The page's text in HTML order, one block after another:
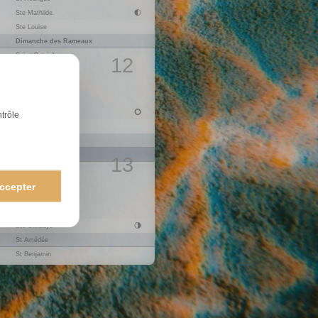
Ste Mathilde
Ste Louise
Dimanche des Rameaux
Saint-Patrick 12
Vendredi Saint
13
Annonciation
Ste Larissa
Ste Gwladys
St Amédée
St Benjamin
14 L St Maxime
15 M
St Paterne
16
M
St B.-Joseph
17
J
Fête des Secrétaires
18
V
St Parfait
19
S
Ste Emma
20
D Ste Odette
21 L St Anselme
22 M
St Alexandre
23
M
St Georges
24
J
St Fidèle
25
V
St Marc
S
Ste Alida
27
D Pâques orthodoxe
28 L Ste Valérie
29 M
Ste Cath. de Sienne
30
M St Robert